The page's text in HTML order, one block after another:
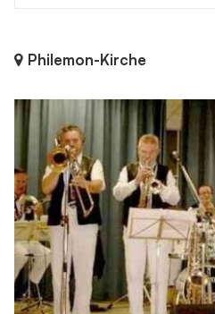
Philemon-Kirche